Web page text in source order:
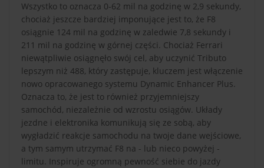
Wszystko to oznacza 0-62 mil na godzinę w 2,9 sekundy,
chociaż jeszcze bardziej imponujące jest to, że F8
osiągnie 124 mil na godzinę w zaledwie 7,8 sekundy i
211 mil na godzinę w górnej części. Chociaż Ferrari
niewątpliwie osiągnęło swój cel, aby uczynić Tributo
lepszym niż 488, który zastępuje, kluczem jest włączenie
nowo opracowanego systemu Dynamic Enhancer Plus.
Oznacza to, że jest to również przyjemniejszy
samochód, niezależnie od wzrostu osiągów. Układy
jezdne i elektronika komunikują się ze sobą, aby
wygładzić reakcje samochodu na twoje dane wejściowe,
a tym samym utrzymać F8 na - lub nieco powyżej -
limitu. Inspiruje ogromną pewność siebie do jazdy